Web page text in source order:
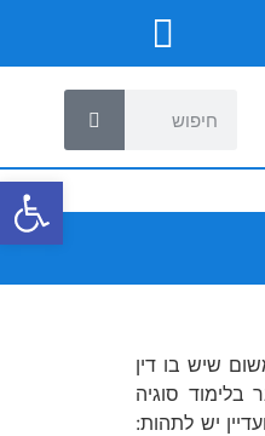
שיש בו דין
סוגיה
יש לתהות: